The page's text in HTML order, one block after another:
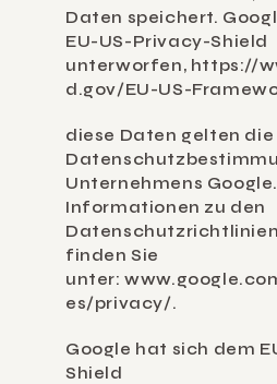
Daten speichert.
EU-US-Privacy-Shield
unterworfen, https://
d.gov/EU-US-
diese Daten gelten
Unternehmens
Informationen zu den
finden Sie
unter:
es/privacy/.
Google hat sich dem
Shield